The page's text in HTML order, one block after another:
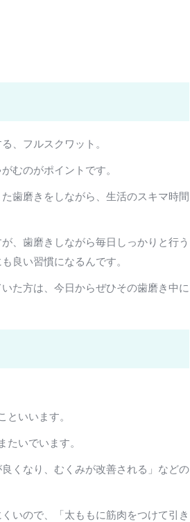
、フルスクワット。
むのがポイントです。
歯磨きをしながら、生活のスキマ時間
、歯磨きしながら毎日しっかりと行う
良い習慣になるんです。
た方は、今日からぜひその歯磨き中に
いいます。
いでいます。
くなり、むくみが改善される」などの
いので、「太ももに筋肉をつけて引き